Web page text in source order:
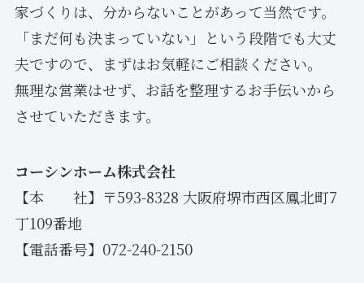
家づくりは、分からないことがあって当然です。
「まだ何も決まっていない」という段階でも大丈
夫ですので、まずはお気軽にご相談ください。
無理な営業はせず、お話を整理するお手伝いから
させていただきます。
コーシンホーム株式会社
【本 社】〒593-8328 大阪府堺市西区鳳北町7
丁109番地
【電話番号】072-240-2150